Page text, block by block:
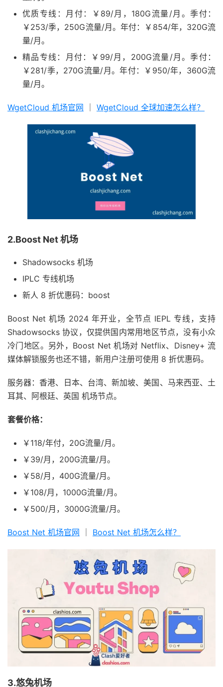
优质专线：月付：￥89/月，180G流量/月。季付：
￥253/季，250G流量/月。年付：￥854/年，320G流
量/月。
精品专线：月付：￥99/月，200G流量/月。季付：
￥281/季，270G流量/月。年付：￥950/年，360G流
量/月。
WgetCloud 机场官网 WgetCloud 全球加速怎么样？
2.Boost Net 机场
Shadowsocks 机场
IPLC 专线机场
新人 8 折优惠码：boost
Boost Net 机场 2024 年开业，全节点 IEPL 专线，支持
Shadowsocks 协议，仅提供国内常用地区节点，没有小众
冷门地区。另外，Boost Net 机场对 Netflix、Disney+ 流
媒体解锁服务也还不错，新用户注册可使用 8 折优惠码。
服务器：香港、日本、台湾、新加坡、美国、马来西亚、土
耳其、阿根廷、英国 机场节点。
套餐价格：
￥118/年付，20G流量/月。
￥39/月，200G流量/月。
￥58/月，400G流量/月。
￥108/月，1000G流量/月。
￥500/月，3000G流量/月。
Boost Net 机场官网 Boost Net 机场怎么样？
3.悠兔机场